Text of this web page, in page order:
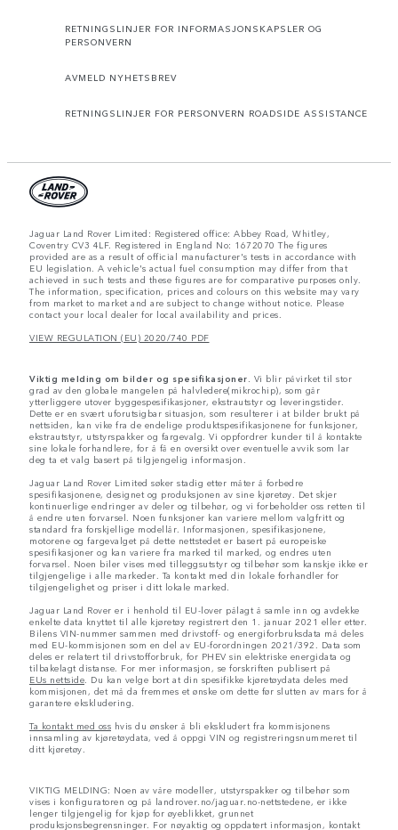
RETNINGSLINJER FOR INFORMASJONSKAPSLER OG
PERSONVERN
AVMELD NYHETSBREV
RETNINGSLINJER FOR PERSONVERN ROADSIDE ASSISTANCE
Jaguar Land Rover Limited: Registered office: Abbey Road, Whitley,
Coventry CV3 4LF. Registered in England No: 1672070 The figures
provided are as a result of official manufacturer's tests in accordance with
EU legislation. A vehicle's actual fuel consumption may differ from that
achieved in such tests and these figures are for comparative purposes only.
The information, specification, prices and colours on this website may vary
from market to market and are subject to change without notice. Please
contact your local dealer for local availability and prices.
VIEW REGULATION (EU) 2020/740 PDF
Viktig melding om bilder og spesifikasjoner. Vi blir påvirket til stor
grad av den globale mangelen på halvledere(mikrochip), som går
ytterliggere utover byggespesifikasjoner, ekstrautstyr og leveringstider.
Dette er en svært uforutsigbar situasjon, som resulterer i at bilder brukt på
nettsiden, kan vike fra de endelige produktspesifikasjonene for funksjoner,
ekstrautstyr, utstyrspakker og fargevalg. Vi oppfordrer kunder til å kontakte
sine lokale forhandlere, for å få en oversikt over eventuelle avvik som lar
deg ta et valg basert på tilgjengelig informasjon.
Jaguar Land Rover Limited søker stadig etter måter å forbedre
spesifikasjonene, designet og produksjonen av sine kjøretøy. Det skjer
kontinuerlige endringer av deler og tilbehør, og vi forbeholder oss retten til
å endre uten forvarsel. Noen funksjoner kan variere mellom valgfritt og
standard fra forskjellige modellår. Informasjonen, spesifikasjonene,
motorene og fargevalget på dette nettstedet er basert på europeiske
spesifikasjoner og kan variere fra marked til marked, og endres uten
forvarsel. Noen biler vises med tilleggsutstyr og tilbehør som kanskje ikke er
tilgjengelige i alle markeder. Ta kontakt med din lokale forhandler for
tilgjengelighet og priser i ditt lokale marked.
Jaguar Land Rover er i henhold til EU-lover pålagt å samle inn og avdekke
enkelte data knyttet til alle kjøretøy registrert den 1. januar 2021 eller etter.
Bilens VIN-nummer sammen med drivstoff- og energiforbruksdata må deles
med EU-kommisjonen som en del av EU-forordningen 2021/392. Data som
deles er relatert til drivstofforbruk, for PHEV sin elektriske energidata og
tilbakelagt distanse. For mer informasjon, se forskriften publisert på
EUs nettside. Du kan velge bort at din spesifikke kjøretøydata deles med
kommisjonen, det må da fremmes et ønske om dette før slutten av mars for å
garantere ekskludering.
Ta kontakt med oss hvis du ønsker å bli ekskludert fra kommisjonens
innsamling av kjøretøydata, ved å oppgi VIN og registreringsnummeret til
ditt kjøretøy.
VIKTIG MELDING: Noen av våre modeller, utstyrspakker og tilbehør som
vises i konfiguratoren og på landrover.no/jaguar.no-nettstedene, er ikke
lenger tilgjengelig for kjøp for øyeblikket, grunnet
produksjonsbegrensninger. For nøyaktig og oppdatert informasjon, kontakt